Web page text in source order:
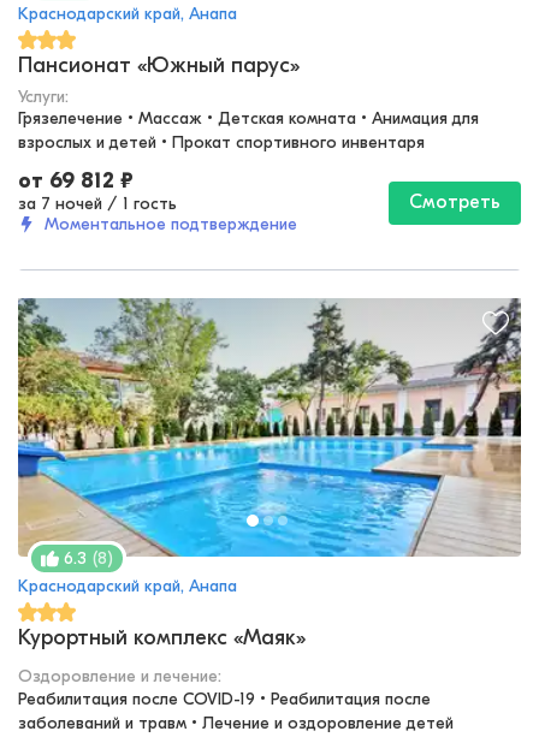
Краснодарский край, Анапа
Пансионат «Южный парус»
Услуги:
Грязелечение • Массаж • Детская комната • Анимация для
взрослых и детей • Прокат спортивного инвентаря
от 69 812 ₽
за 7 ночей / 1 гость
Моментальное подтверждение
Смотреть
6.3 (8)
Краснодарский край, Анапа
Курортный комплекс «Маяк»
Оздоровление и лечение:
Реабилитация после COVID-19 • Реабилитация после
заболеваний и травм • Лечение и оздоровление детей